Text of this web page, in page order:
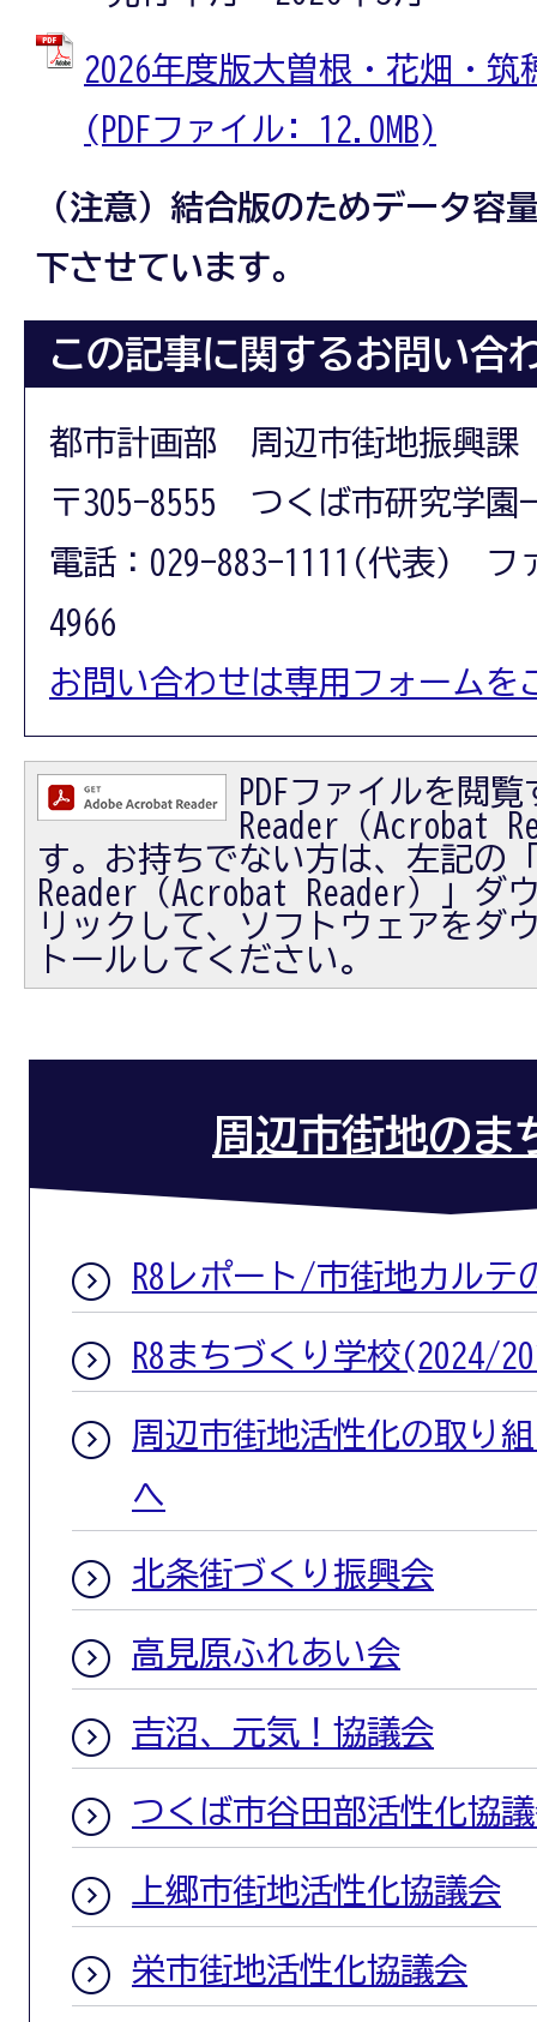
2026年度版大曽根・花畑・筑
(PDFファイル: 12.0MB)
（注意）結合版のためデータ容
下させています。
この記事に関するお問い合
都市計画部 周辺市街地振興課
〒305-8555 つくば市研究学園
電話：029-883-1111(代表) フ
4966
お問い合わせは専用フォームを
PDFファイルを閲
Reader（Acrobat
す。お持ちでない方は、左記の
Reader（Acrobat Reader）」ダ
リックして、ソフトウェアをダ
トールしてください。
周辺市街地のま
R8レポート/市街地カルテ
R8まちづくり学校(2024/
周辺市街地活性化の取り
へ
北条街づくり振興会
高見原ふれあい会
吉沼、元気！協議会
つくば市谷田部活性化協
上郷市街地活性化協議会
栄市街地活性化協議会